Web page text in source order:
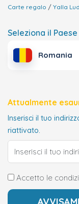
Carte regalo Yalla
Seleziona il
Romania
Attualmente
Inserisci il tuo
riattivato.
Accetto le